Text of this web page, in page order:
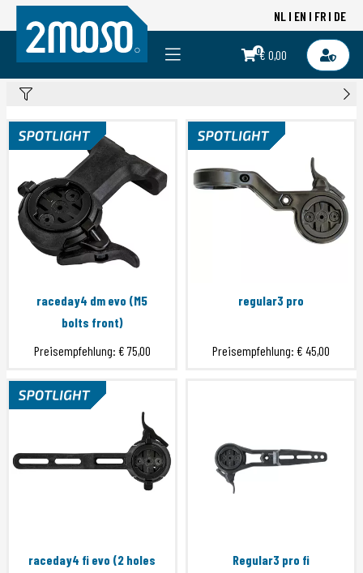
NL EN FR DE
0€ 0,00
raceday4 dm evo (M5
bolts front)
Preisempfehlung: € 75,00
regular3 pro
Preisempfehlung: € 45,00
raceday4 fi evo (2 holes
Regular3 pro fi